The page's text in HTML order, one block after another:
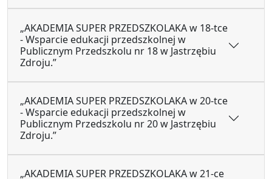
„AKADEMIA SUPER PRZEDSZKOLAKA w 18-tce
- Wsparcie edukacji przedszkolnej w
Publicznym Przedszkolu nr 18 w Jastrzębiu
Zdroju.”
„AKADEMIA SUPER PRZEDSZKOLAKA w 20-tce
- Wsparcie edukacji przedszkolnej w
Publicznym Przedszkolu nr 20 w Jastrzębiu
Zdroju.”
„AKADEMIA SUPER PRZEDSZKOLAKA w 21-ce